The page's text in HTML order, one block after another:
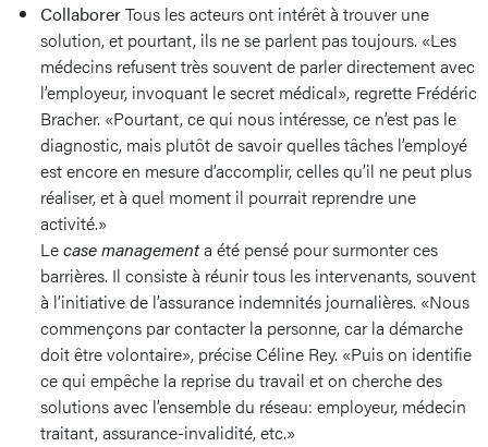
CollaborerTous les acteurs ont intérêt à trouver une
solution, et pourtant, ils ne se parlent pas toujours. «Les
médecins refusent très souvent de parler directement avec
l’employeur, invoquant le secret médical», regrette Frédéric
Bracher. «Pourtant, ce qui nous intéresse, ce n’est pas le
diagnostic, mais plutôt de savoir quelles tâches l’employé
est encore en mesure d’accomplir, celles qu’il ne peut plus
réaliser, et à quel moment il pourrait reprendre une
activité.»
Lecase managementa été pensé pour surmonter ces
barrières. Il consiste à réunir tous les intervenants, souvent
à l’initiative de l’assurance indemnités journalières. «Nous
commençons par contacter la personne, car la démarche
doit être volontaire», précise Céline Rey. «Puis on identifie
ce qui empêche la reprise du travail et on cherche des
solutions avec l’ensemble du réseau: employeur, médecin
traitant, assurance-invalidité, etc.»